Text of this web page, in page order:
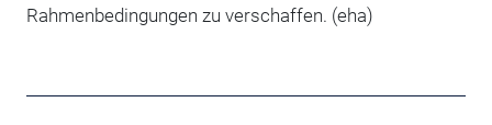
Rahmenbedingungen zu verschaffen. (eha)